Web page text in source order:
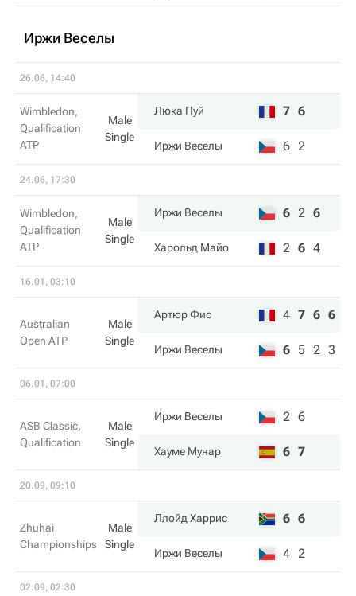
Иржи Веселы
26.06, 14:40
Wimbledon,
Qualification
ATP
Male
Single
Люка Пуй 7 6
Иржи Веселы 6 2
24.06, 17:30
Wimbledon,
Qualification
ATP
Male
Single
Иржи Веселы 6 2 6
Харольд Майо 2 6 4
16.01, 03:10
Australian
Open ATP
Male
Single
Артюр Фис 4 7 6 6
Иржи Веселы 6 5 2 3
06.01, 07:00
ASB Classic,
Qualification
Male
Single
Иржи Веселы 2 6
Хауме Мунар 6 7
20.09, 09:10
Zhuhai
Championships
Male
Single
Ллойд Харрис 6 6
Иржи Веселы 4 2
02.09, 02:30